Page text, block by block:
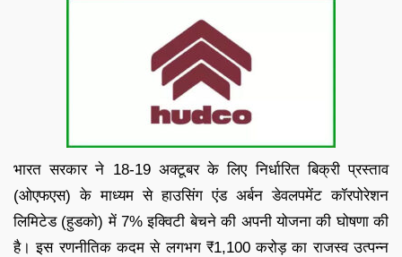
भारत सरकार ने 18-19 अक्टूबर के लिए निर्धारित बिक्री प्रस्ताव
(ओएफएस) के माध्यम से हाउसिंग एंड अर्बन डेवलपमेंट कॉरपोरेशन
लिमिटेड (हुडको) में 7% इक्विटी बेचने की अपनी योजना की घोषणा की
है। इस रणनीतिक कदम से लगभग ₹1,100 करोड़ का राजस्व उत्पन्न